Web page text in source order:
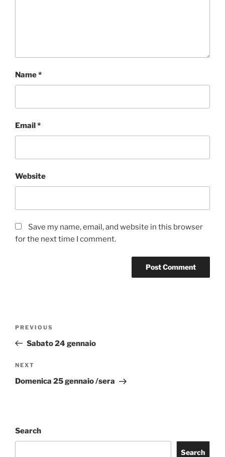
Name*
Email*
Website
Save my name, email, and website in this browser
for the next time I comment.
Previous
Post
PREVIOUS
Sabato 24 gennaio
Next
Post
NEXT
Domenica 25 gennaio /sera
Search
Search